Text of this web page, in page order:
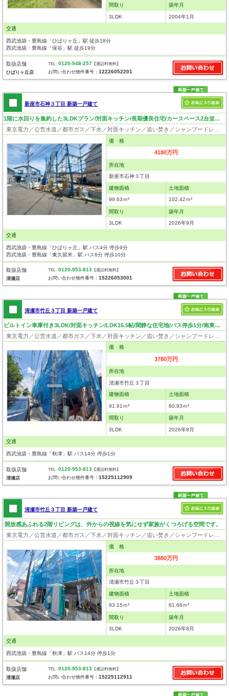
間取り
3LDK
築年月
2004年1月
交通
西武池袋・豊島線「ひばりヶ丘」駅 徒歩18分
西武池袋・豊島線「保谷」駅 徒歩19分
取扱店舗
ひばりヶ丘店
TEL :0120-948-257 【通話料無料】
お問い合わせ物件番号：12226052201
新座市石神３丁目 新築一戸建て
1階に水回りを集約した3LDKプラン/対面キッチン/長期優良住宅/カースペース2台並列駐車可
価 格
4180万円
所在地
新座市石神３丁目
建物面積
99.63ｍ²
土地面積
102.42ｍ²
間取り
3LDK
築年月
2026年9月
交通
西武池袋・豊島線「ひばりヶ丘」駅 バス4分 停歩9分
西武池袋・豊島線「東久留米」駅 バス6分 停歩10分
取扱店舗
清瀬店
TEL :0120-953-813 【通話料無料】
お問い合わせ物件番号：15226053001
清瀬市竹丘３丁目 新築一戸建て
ビルトイン車庫付き3LDK/対面キッチン/LDK16.5帖/閑静な住宅地/バス停歩1分/南東バルコニー
価 格
3780万円
所在地
清瀬市竹丘３丁目
建物面積
91.91ｍ²
土地面積
80.93ｍ²
間取り
3LDK
築年月
2026年8月
交通
西武池袋・豊島線「秋津」駅 バス14分 停歩1分
取扱店舗
清瀬店
TEL :0120-953-813 【通話料無料】
お問い合わせ物件番号：15225112909
清瀬市竹丘３丁目 新築一戸建て
開放感あふれる2階リビングは、外からの視線を気にせず家族がくつろげる空間です。
価 格
3880万円
所在地
清瀬市竹丘３丁目
建物面積
93.15ｍ²
土地面積
81.68ｍ²
間取り
3LDK
築年月
2026年8月
交通
西武池袋・豊島線「秋津」駅 バス14分 停歩1分
取扱店舗
清瀬店
TEL :0120-953-813 【通話料無料】
お問い合わせ物件番号：15225112911